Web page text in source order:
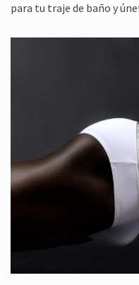
para tu traje de baño y